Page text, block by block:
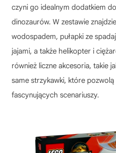
czyni go idealnym dodatkiem
dinozaurów. W zestawie
wodospadem, pułapki ze
jajami, a także helikopter i
również liczne akcesoria, takie
same strzykawki, które
fascynujących scenariuszy.